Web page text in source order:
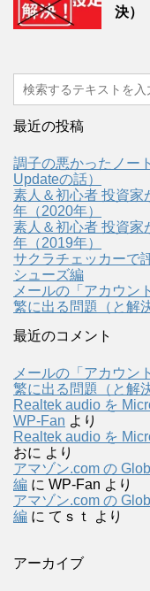
決）
最近の投稿
調子の悪かったノー
Updateの話）
素人＆初心者 投資家
年（2020年）
素人＆初心者 投資家
年（2019年）
サクラチェッカーで
シューズ編
メールの「アカウン
繁に出る問題（と解
最近のコメント
メールの「アカウン
繁に出る問題（と解
Realtek audio を
WP-Fan より
Realtek audio を
おに より
アマゾン.com の
編 に WP-Fan より
アマゾン.com の
編 に てｓｔ より
アーカイブ